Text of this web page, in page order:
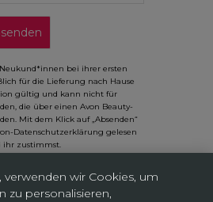
bei ihrer ersten
für die Lieferung nach Hause
gültig und kann nicht für
die über einen Avon Beauty-
Mit dem Klick auf „Absenden“
Datenschutzerklärung gelesen
ihr zustimmst.
wir Cookies, um
zu personalisieren,